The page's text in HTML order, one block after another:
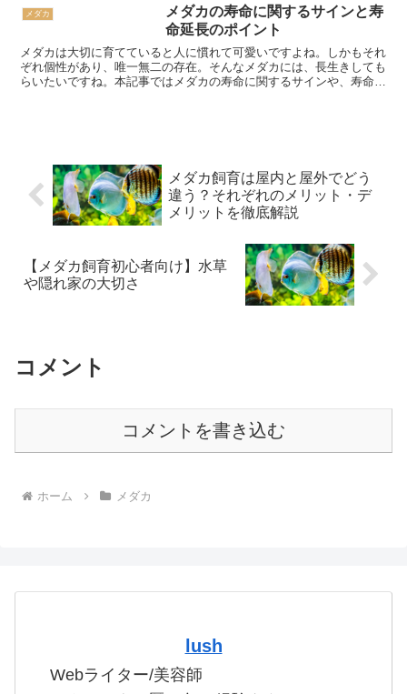
メダカ
メダカの寿命に関するサインと寿
命延長のポイント
メダカは大切に育てていると人に慣れて可愛いですよね。しかもそれ
ぞれ個性があり、唯一無二の存在。そんなメダカには、長生きしても
らいたいですね。本記事ではメダカの寿命に関するサインや、寿命を
メダカ飼育は屋内と屋外でどう
違う？それぞれのメリット・デ
メリットを徹底解説
【メダカ飼育初心者向け】水草
や隠れ家の大切さ
コメント
コメントを書き込む
ホーム メダカ
lush
Webライター/美容師